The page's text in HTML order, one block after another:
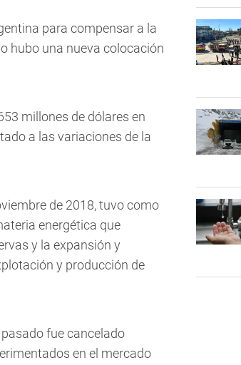
para compensar a la
hubo una nueva colocación
millones de dólares en
a las variaciones de la
de 2018, tuvo como
energética que
y la expansión y
y producción de
fue cancelado
en el mercado